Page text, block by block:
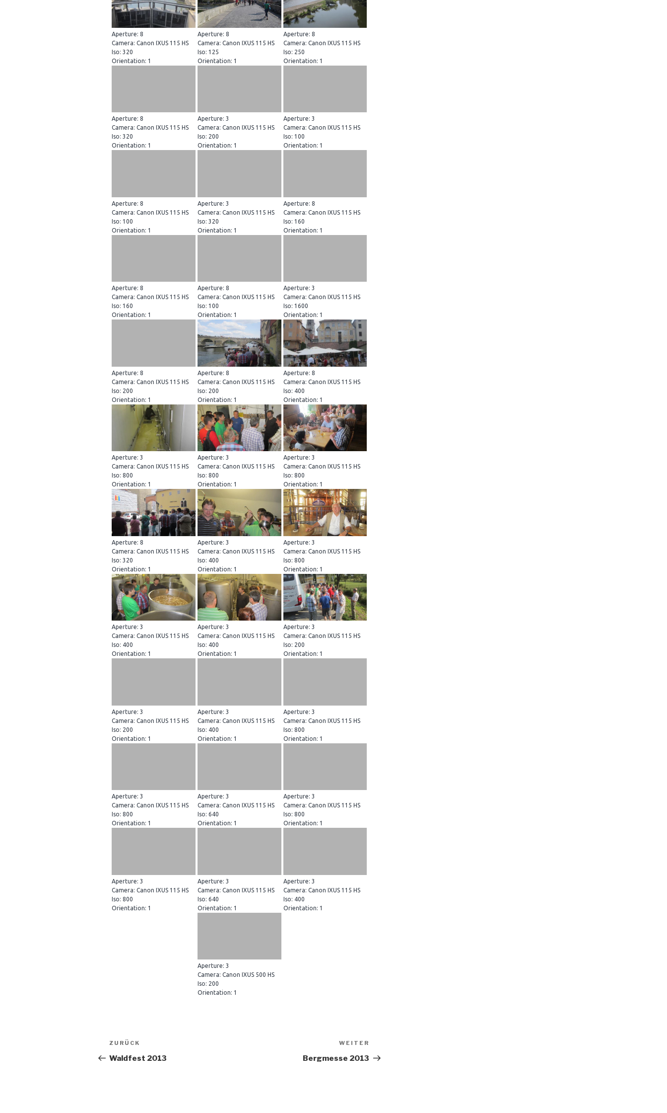
Aperture: 8
Camera: Canon IXUS 115 HS
Iso: 320
Orientation: 1
Aperture: 8
Camera: Canon IXUS 115 HS
Iso: 125
Orientation: 1
Aperture: 8
Camera: Canon IXUS 115 HS
Iso: 250
Orientation: 1
Aperture: 8
Camera: Canon IXUS 115 HS
Iso: 320
Orientation: 1
Aperture: 3
Camera: Canon IXUS 115 HS
Iso: 200
Orientation: 1
Aperture: 3
Camera: Canon IXUS 115 HS
Iso: 100
Orientation: 1
Aperture: 8
Camera: Canon IXUS 115 HS
Iso: 100
Orientation: 1
Aperture: 3
Camera: Canon IXUS 115 HS
Iso: 320
Orientation: 1
Aperture: 8
Camera: Canon IXUS 115 HS
Iso: 160
Orientation: 1
Aperture: 8
Camera: Canon IXUS 115 HS
Iso: 160
Orientation: 1
Aperture: 8
Camera: Canon IXUS 115 HS
Iso: 100
Orientation: 1
Aperture: 3
Camera: Canon IXUS 115 HS
Iso: 1600
Orientation: 1
Aperture: 8
Camera: Canon IXUS 115 HS
Iso: 200
Orientation: 1
Aperture: 8
Camera: Canon IXUS 115 HS
Iso: 200
Orientation: 1
Aperture: 8
Camera: Canon IXUS 115 HS
Iso: 400
Orientation: 1
Aperture: 3
Camera: Canon IXUS 115 HS
Iso: 800
Orientation: 1
Aperture: 3
Camera: Canon IXUS 115 HS
Iso: 800
Orientation: 1
Aperture: 3
Camera: Canon IXUS 115 HS
Iso: 800
Orientation: 1
Aperture: 8
Camera: Canon IXUS 115 HS
Iso: 320
Orientation: 1
Aperture: 3
Camera: Canon IXUS 115 HS
Iso: 400
Orientation: 1
Aperture: 3
Camera: Canon IXUS 115 HS
Iso: 800
Orientation: 1
Aperture: 3
Camera: Canon IXUS 115 HS
Iso: 400
Orientation: 1
Aperture: 3
Camera: Canon IXUS 115 HS
Iso: 400
Orientation: 1
Aperture: 3
Camera: Canon IXUS 115 HS
Iso: 200
Orientation: 1
Aperture: 3
Camera: Canon IXUS 115 HS
Iso: 200
Orientation: 1
Aperture: 3
Camera: Canon IXUS 115 HS
Iso: 400
Orientation: 1
Aperture: 3
Camera: Canon IXUS 115 HS
Iso: 800
Orientation: 1
Aperture: 3
Camera: Canon IXUS 115 HS
Iso: 800
Orientation: 1
Aperture: 3
Camera: Canon IXUS 115 HS
Iso: 640
Orientation: 1
Aperture: 3
Camera: Canon IXUS 115 HS
Iso: 800
Orientation: 1
Aperture: 3
Camera: Canon IXUS 115 HS
Iso: 800
Orientation: 1
Aperture: 3
Camera: Canon IXUS 115 HS
Iso: 640
Orientation: 1
Aperture: 3
Camera: Canon IXUS 115 HS
Iso: 400
Orientation: 1
Aperture: 3
Camera: Canon IXUS 500 HS
Iso: 200
Orientation: 1
Beitragsnavigation
Vorheriger
Beitrag
ZURÜCK
Waldfest 2013
Beitrag
WEITER
Bergmesse 2013